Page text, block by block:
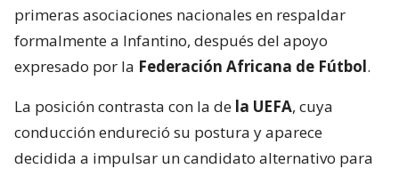
primeras asociaciones nacionales en respaldar
formalmente a Infantino, después del apoyo
expresado por la Federación Africana de Fútbol.
La posición contrasta con la de la UEFA, cuya
conducción endureció su postura y aparece
decidida a impulsar un candidato alternativo para